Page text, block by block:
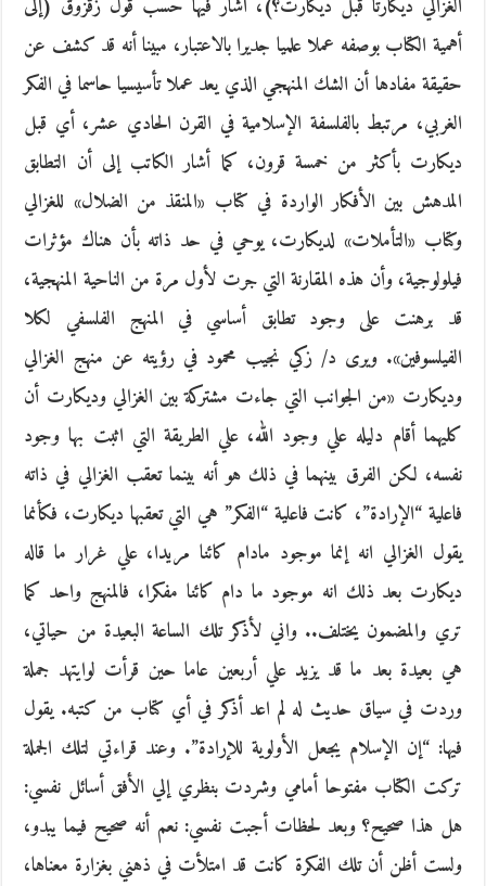
أهمية الكتاب بوصفه عملا علميا جديرا بالاعتبار، مبينا أنه قد كشف عن
حقيقة مفادها أن الشك المنهجي الذي يعد عملا تأسيسيا حاسما في الفكر
الغربي، مرتبط بالفلسفة الإسلامية في القرن الحادي عشر، أي قبل
ديكارت بأكثر من خمسة قرون، كما أشار الكاتب إلى أن التطابق
المدهش بين الأفكار الواردة في كتاب «المنقذ من الضلال» للغزالي
وكتاب «التأملات» لديكارت، يوحي في حد ذاته بأن هناك مؤثرات
فيلولوجية، وأن هذه المقارنة التي جرت لأول مرة من الناحية المنهجية،
قد برهنت على وجود تطابق أساسي في المنهج الفلسفي لكلا
الفيلسوفين». ويرى د/‏‏ زكي نجيب محمود في رؤيته عن منهج الغزالي
وديكارت «من الجوانب التي جاءت مشتركة بين الغزالي وديكارت أن
كليهما أقام دليله علي وجود الله، علي الطريقة التي اثبت بها وجود
نفسه، لكن الفرق بينهما في ذلك هو أنه بينما تعقب الغزالي في ذاته
فاعلية “الإرادة”، كانت فاعلية “الفكر” هي التي تعقبها ديكارت، فكأنما
يقول الغزالي انه إنما موجود مادام كائنا مريدا، علي غرار ما قاله
ديكارت بعد ذلك انه موجود ما دام كائنا مفكرا، فالمنهج واحد كما
تري والمضمون يختلف.. واني لأذكر تلك الساعة البعيدة من حياتي،
هي بعيدة بعد ما قد يزيد علي أربعين عاما حين قرأت لوايتهد جملة
وردت في سياق حديث له لم اعد أذكر في أي كتاب من كتبه. يقول
فيها: “إن الإسلام يجعل الأولوية للإرادة”. وعند قراءتي لتلك الجملة
تركت الكتاب مفتوحا أمامي وشردت بنظري إلي الأفق أسائل نفسي:
هل هذا صحيح؟ وبعد لحظات أجبت نفسي: نعم أنه صحيح فيما يبدو،
ولست أظن أن تلك الفكرة كانت قد امتلأت في ذهني بغزارة معناها،